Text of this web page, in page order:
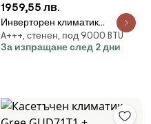
1959,55 лв.
Инверторен климатик
Mitsubishi Heavy Industries
SRK25ZS-WFT + SRC25ZS-W,
A+++, стенен, под 9000 BTU
За изпращане след 2 дни